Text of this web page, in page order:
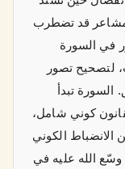
قد تضطرب
في السورة
لتصحيح تصور
تبدأ
كوني شامل،
الانضباط الكوني
وسّع الله عليه في